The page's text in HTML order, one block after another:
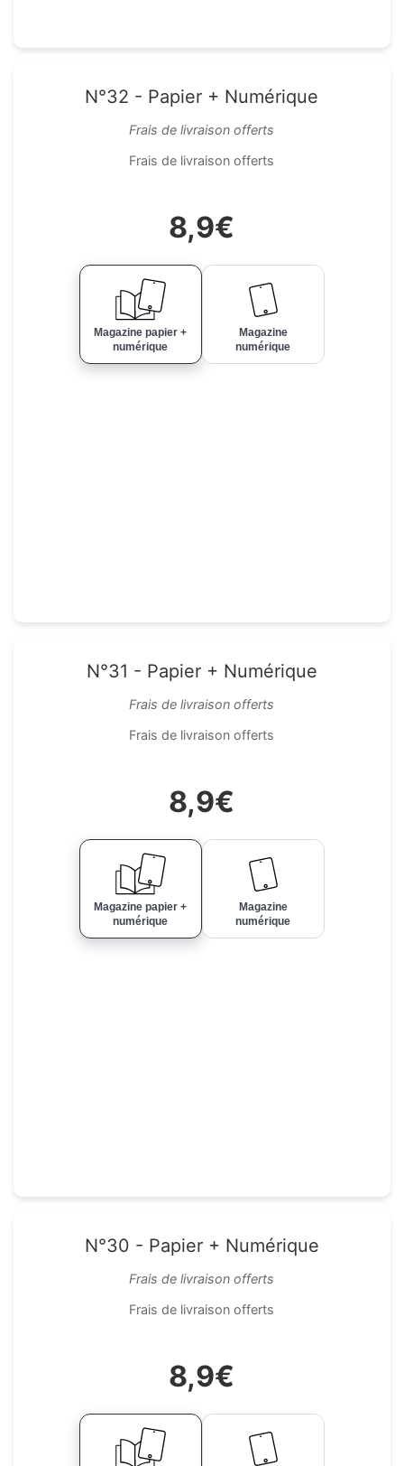
N°32 - Papier + Numérique
Frais de livraison offerts
Frais de livraison offerts
8,9€
Magazine papier +
numérique
Magazine
numérique
N°31 - Papier + Numérique
Frais de livraison offerts
Frais de livraison offerts
8,9€
Magazine papier +
numérique
Magazine
numérique
N°30 - Papier + Numérique
Frais de livraison offerts
Frais de livraison offerts
8,9€